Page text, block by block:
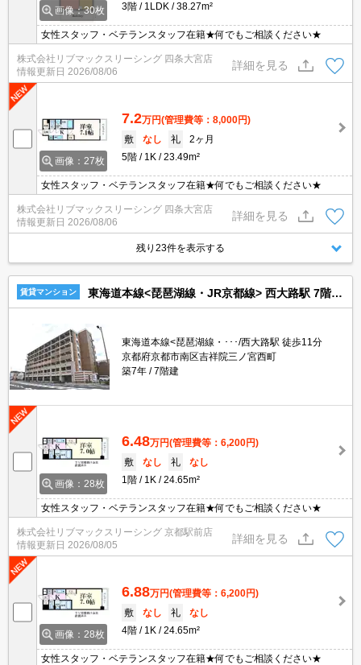
画像：30枚
3階
1LDK 38.27m²
女性スタッフ・ベテランスタッフ在籍★何でもご相談ください★
株式会社リブマックスリーシング 四条大宮店
情報更新日 2026/08/06
詳細を見る
画像：27枚
7.2万円(管理費等：8,000円)
敷
なし 礼
2ヶ月
5階
1K 23.49m²
女性スタッフ・ベテランスタッフ在籍★何でもご相談ください★
株式会社リブマックスリーシング 四条大宮店
情報更新日 2026/08/06
詳細を見る
残り23件を表示する
賃貸マンション 東海道本線<琵琶湖線・JR京都線> 西大路駅 7階建 築7年
東海道本線<琵琶湖線・･･･/西大路駅 徒歩11分
京都府京都市南区吉祥院三ノ宮西町
築7年
7階建
画像：28枚
6.48万円(管理費等：6,200円)
敷
なし 礼
なし
1階
1K 24.65m²
女性スタッフ・ベテランスタッフ在籍★何でもご相談ください★
株式会社リブマックスリーシング 京都駅前店
情報更新日 2026/08/05
詳細を見る
画像：28枚
6.88万円(管理費等：6,200円)
敷
なし 礼
なし
4階
1K 24.65m²
女性スタッフ・ベテランスタッフ在籍★何でもご相談ください★